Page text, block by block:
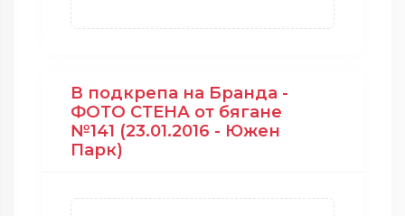
В подкрепа на Бранда -
ФОТО СТЕНА от бягане
№141 (23.01.2016 - Южен
Парк)